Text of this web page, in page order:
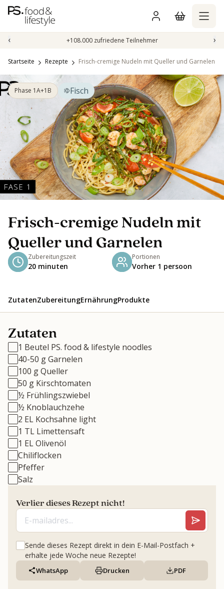
Zum
Inhalt
springen
‹ +108.000 zufriedene Teilnehmer ›
Startseite Rezepte Frisch-cremige Nudeln mit Queller und Garnelen
Phase 1A+1B Fisch
Frisch-cremige Nudeln mit
Queller und Garnelen
Zubereitungszeit
20 minuten
Portionen
Vorher 1 persoon
ZutatenZubereitungErnährungProdukte
Zutaten
1 Beutel PS. food & lifestyle noodles
40-50 g Garnelen
100 g Queller
50 g Kirschtomaten
½ Frühlingszwiebel
½ Knoblauchzehe
2 EL Kochsahne light
1 TL Limettensaft
1 EL Olivenöl
Chiliflocken
Pfeffer
Salz
Verlier dieses Rezept nicht!
Sende dieses Rezept direkt in dein E-Mail-Postfach +
erhalte jede Woche neue Rezepte!
WhatsApp Drucken PDF